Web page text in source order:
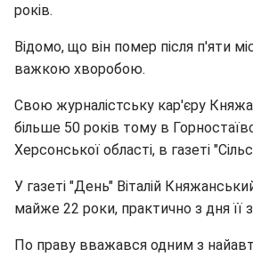
років.
Відомо, що він помер після п'яти
важкою хворобою.
Свою журналістську кар'єру
більше 50 років тому в
Херсонської області, в газеті
У газеті "День" Віталій
майже 22 роки, практично з дня її
По праву вважався одним з